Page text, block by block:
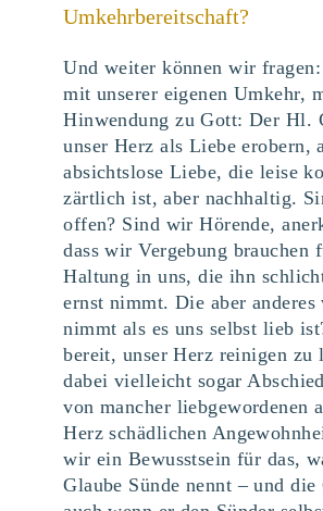
Umkehrbereitschaft?
Und weiter können wir
mit unserer eigenen Umkehr,
Hinwendung zu Gott: Der Hl.
unser Herz als Liebe erobern,
absichtslose Liebe, die leise
zärtlich ist, aber nachhaltig.
offen? Sind wir Hörende,
dass wir Vergebung brauchen
Haltung in uns, die ihn
ernst nimmt. Die aber anderes
nimmt als es uns selbst lieb
bereit, unser Herz reinigen zu
dabei vielleicht sogar
von mancher liebgewordenen
Herz schädlichen
wir ein Bewusstsein für das,
Glaube Sünde nennt – und die